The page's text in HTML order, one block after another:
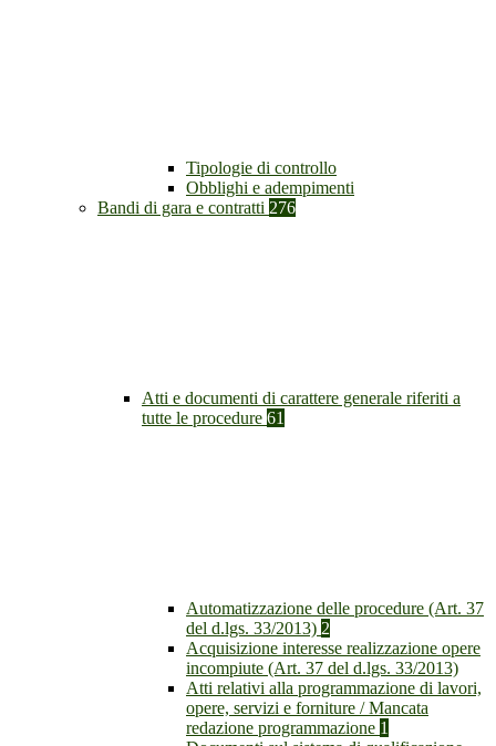
Tipologie di controllo
Obblighi e adempimenti
Bandi di gara e contratti 276
Atti e documenti di carattere generale riferiti a
tutte le procedure 61
Automatizzazione delle procedure (Art. 37
del d.lgs. 33/2013) 2
Acquisizione interesse realizzazione opere
incompiute (Art. 37 del d.lgs. 33/2013)
Atti relativi alla programmazione di lavori,
opere, servizi e forniture / Mancata
redazione programmazione 1